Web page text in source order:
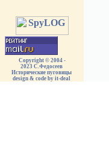
Copyright © 2004 -
2023 С.Федосеев
Исторические пуговицы
design & code by it-deal